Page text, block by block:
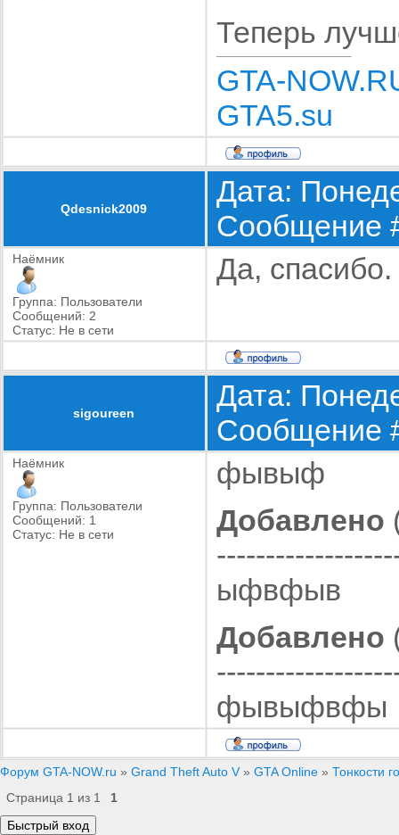
Теперь
GTA-
GTA5.su
Qdesnick2009
Дата:
Сообщение
Наёмник
Группа: Пользователи
Сообщений: 2
Статус: Не в сети
Да, спасибо.
sigoureen
Дата:
Сообщение
Наёмник
Группа: Пользователи
Сообщений: 1
Статус: Не в сети
фывыф
Добавлено
ыфвфыв
Добавлено
фывыфвфы
Форум GTA-NOW.ru » Grand Theft Auto V » GTA Online » Тонкости
Страница 1 из 1 1